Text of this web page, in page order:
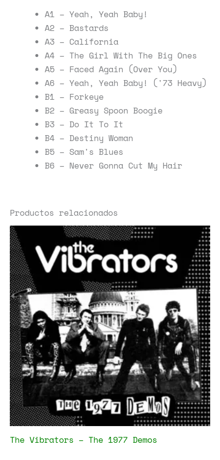
A1 – Yeah, Yeah Baby!
A2 – Bastards
A3 – California
A4 – The Girl With The Big Ones
A5 – Faced Again (Over You)
A6 – Yeah, Yeah Baby! ('73 Heavy)
B1 – Forkeye
B2 – Greasy Spoon Boogie
B3 – Do It To It
B4 – Destiny Woman
B5 – Sam's Blues
B6 – Never Gonna Cut My Hair
Productos relacionados
The Vibrators – The 1977 Demos